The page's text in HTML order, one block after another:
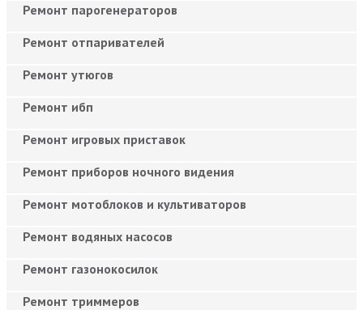
Ремонт парогенераторов
Ремонт отпаривателей
Ремонт утюгов
Ремонт ибп
Ремонт игровых приставок
Ремонт приборов ночного видения
Ремонт мотоблоков и культиваторов
Ремонт водяных насосов
Ремонт газонокосилок
Ремонт триммеров